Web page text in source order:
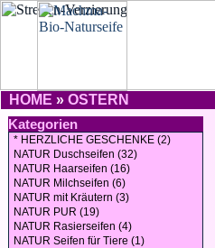
HOME » OSTERN
Kategorien
* HERZLICHE GESCHENKE (2)
NATUR Duschseifen (32)
NATUR Haarseifen (16)
NATUR Milchseifen (6)
NATUR mit Kräutern (3)
NATUR PUR (19)
NATUR Rasierseifen (4)
NATUR Seifen für Tiere (1)